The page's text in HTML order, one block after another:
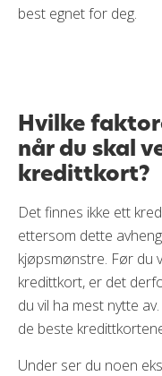
best egnet for deg.
Hvilke
når du skal
kredittkort?
Det finnes ikke ett
ettersom dette
kjøpsmønstre. Før du
kredittkort, er det
du vil ha mest nytte
de beste
Under ser du noen